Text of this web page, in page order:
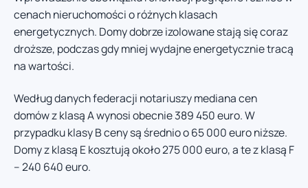
cenach nieruchomości o różnych klasach
energetycznych. Domy dobrze izolowane stają się coraz
droższe, podczas gdy mniej wydajne energetycznie tracą
na wartości.
Według danych federacji notariuszy mediana cen
domów z klasą A wynosi obecnie 389 450 euro. W
przypadku klasy B ceny są średnio o 65 000 euro niższe.
Domy z klasą E kosztują około 275 000 euro, a te z klasą F
– 240 640 euro.